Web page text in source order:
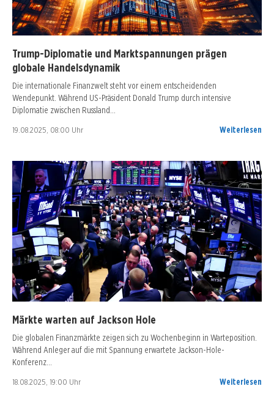
Trump-Diplomatie und Marktspannungen prägen
globale Handelsdynamik
Die internationale Finanzwelt steht vor einem entscheidenden
Wendepunkt. Während US-Präsident Donald Trump durch intensive
Diplomatie zwischen Russland…
19.08.2025, 08:00 Uhr Weiterlesen
Märkte warten auf Jackson Hole
Die globalen Finanzmärkte zeigen sich zu Wochenbeginn in Warteposition.
Während Anleger auf die mit Spannung erwartete Jackson-Hole-
Konferenz…
18.08.2025, 19:00 Uhr Weiterlesen